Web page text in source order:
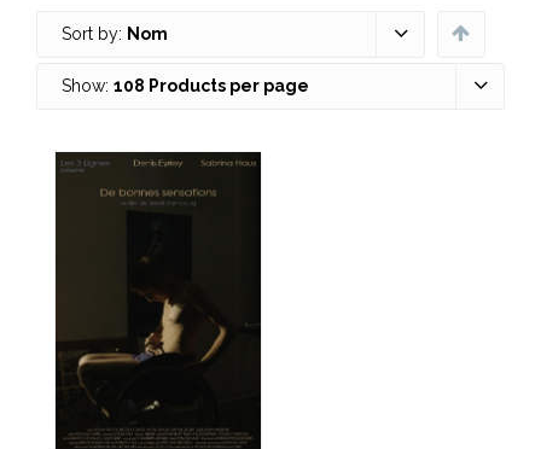
Sort by: Nom
Show: 108 Products per page